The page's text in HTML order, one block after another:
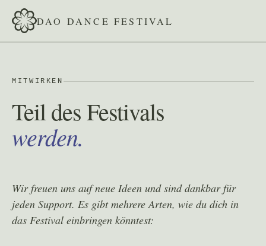
DAO DANCE FESTIVAL
MITWIRKEN
Teil des Festivals
werden.
Wir freuen uns auf neue Ideen und sind dankbar für
jeden Support. Es gibt mehrere Arten, wie du dich in
das Festival einbringen könntest: